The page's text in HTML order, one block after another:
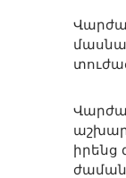
իրենց